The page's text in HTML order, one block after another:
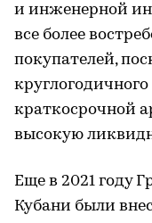
и инженерной
все более
покупателей,
краткосрочной
высокую
Еще в 2021 году
Кубани были